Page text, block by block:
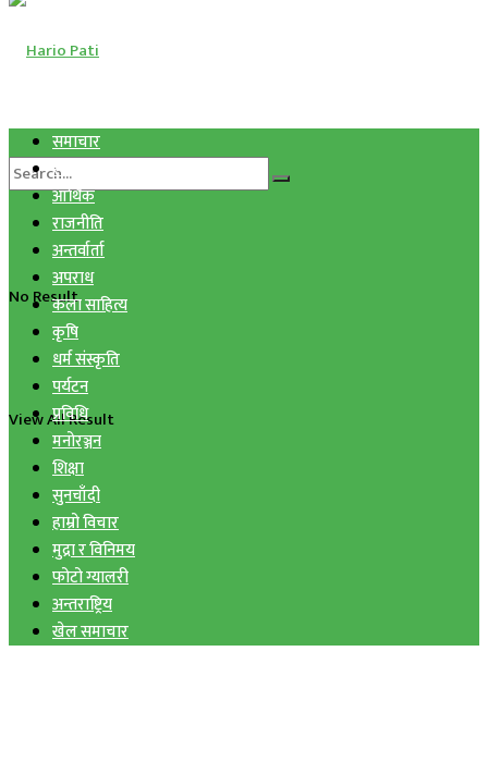
No Result
View All Result
समाचार
स्वास्थ्य
आर्थिक
राजनीति
अन्तर्वार्ता
अपराध
कला साहित्य
कृषि
धर्म संस्कृति
पर्यटन
प्रविधि
मनोरञ्जन
शिक्षा
सुनचाँदी
हाम्रो विचार
मुद्रा र विनिमय
फोटो ग्यालरी
अन्तराष्ट्रिय
खेल समाचार